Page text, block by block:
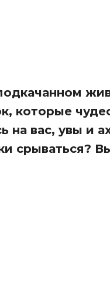
которые
на вас, увы и
срываться?